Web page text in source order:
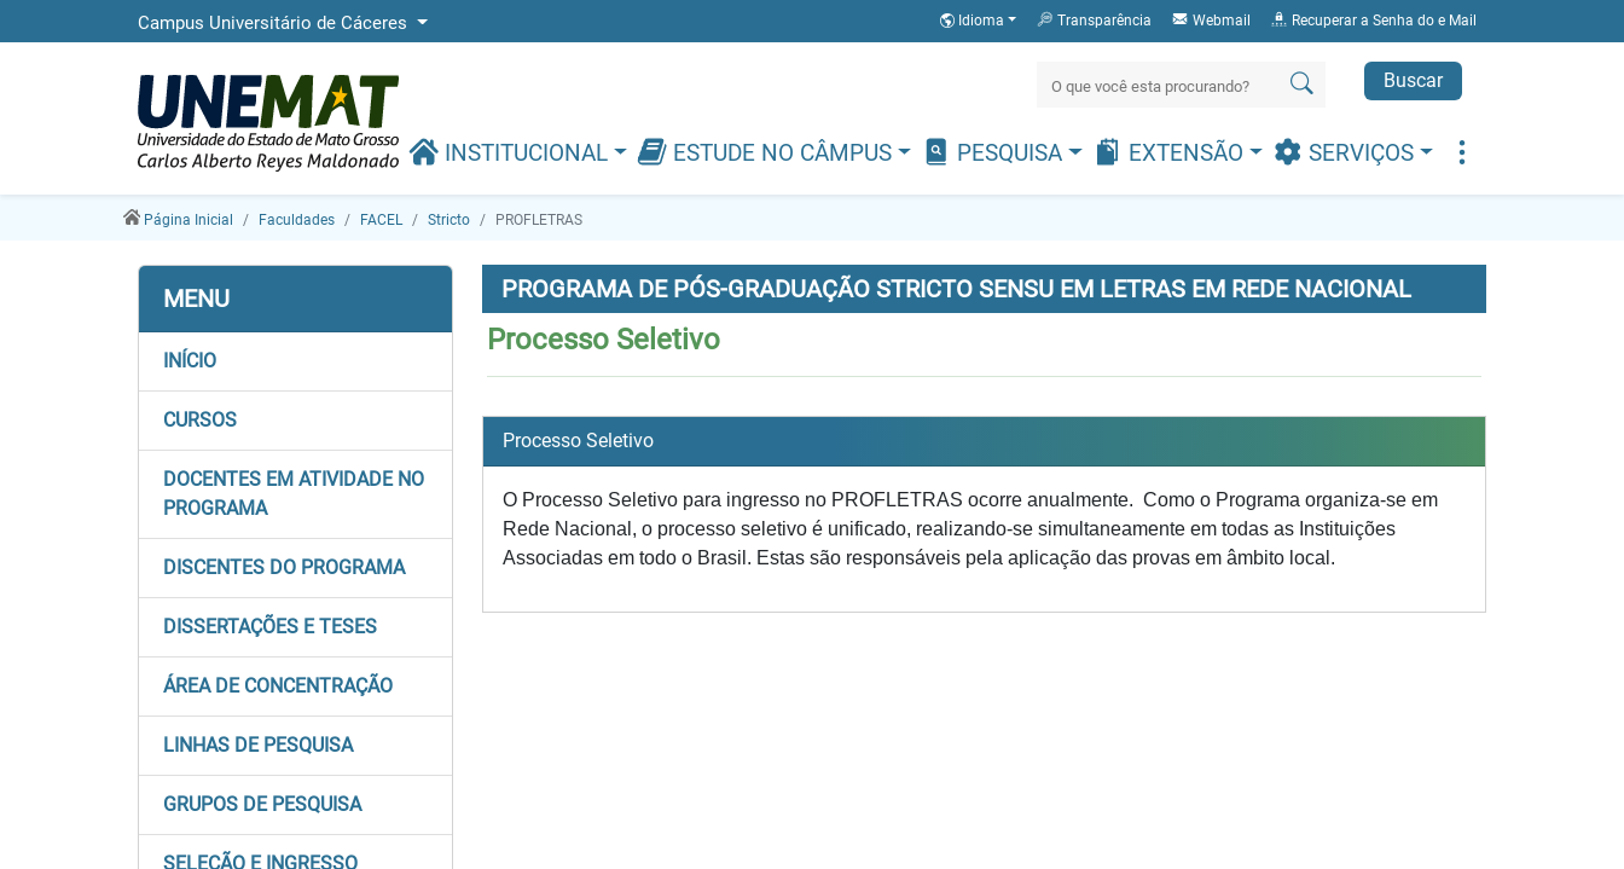
Campus Universitário de Cáceres Idioma Transparência Webmail Recuperar a Senha do e Mail
Buscar
INSTITUCIONAL ESTUDE NO CÂMPUS PESQUISA EXTENSÃO SERVIÇOS
Página Inicial Faculdades FACEL Stricto PROFLETRAS
MENU
INÍCIO
CURSOS
DOCENTES EM ATIVIDADE NO
PROGRAMA
DISCENTES DO PROGRAMA
DISSERTAÇÕES E TESES
ÁREA DE CONCENTRAÇÃO
LINHAS DE PESQUISA
GRUPOS DE PESQUISA
SELEÇÃO E INGRESSO
PROGRAMA DE PÓS-GRADUAÇÃO STRICTO SENSU EM LETRAS EM REDE NACIONAL
Processo Seletivo
Processo Seletivo
O Processo Seletivo para ingresso no PROFLETRAS ocorre anualmente. Como o Programa organiza-se em
Rede Nacional, o processo seletivo é unificado, realizando-se simultaneamente em todas as Instituições
Associadas em todo o Brasil. Estas são responsáveis pela aplicação das provas em âmbito local.